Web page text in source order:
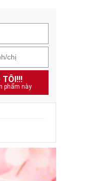
TÔI!!!
phẩm này